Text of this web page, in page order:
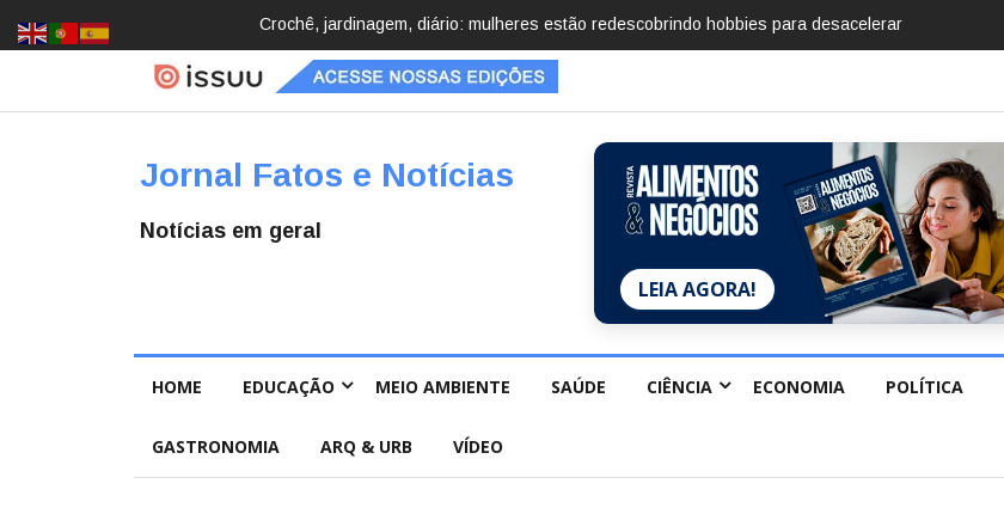
Brasil registra 84,2 mil desaparecimentos em 2025, diz Anuário de Segurança Pública
Jornal Fatos e Notícias
Notícias em geral
LEIA AGORA!
HOME EDUCAÇÃO MEIO AMBIENTE SAÚDE CIÊNCIA ECONOMIA POLÍTICA
GASTRONOMIA ARQ & URB VÍDEO